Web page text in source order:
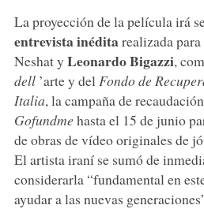
La proyección de la película irá
entrevista inéditarealizada
Neshat y Leonardo Bigazzi,
dell’arte y del Fondo de
Italia, la campaña de
Gofundmehasta el 15 de junio
de obras de vídeo originales de
El artista iraní se sumó de
considerarla “fundamental en
ayudar a las nuevas